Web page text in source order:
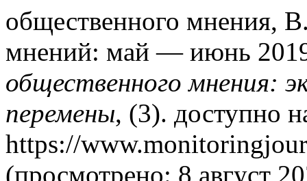
общественного мнения,
мнений: май — июнь
общественного мнения:
перемены, (3). доступно
https://
(просмотрено: 8 август